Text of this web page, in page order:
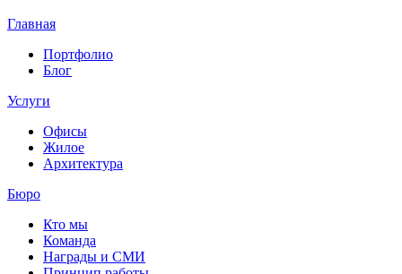
Главная
Портфолио
Блог
Услуги
Офисы
Жилое
Архитектура
Бюро
Кто мы
Команда
Награды и СМИ